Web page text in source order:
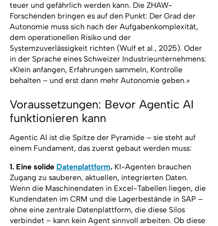
teuer und gefährlich werden kann. Die ZHAW-
Forschenden bringen es auf den Punkt: Der Grad der
Autonomie muss sich nach der Aufgabenkomplexität,
dem operationellen Risiko und der
Systemzuverlässigkeit richten (Wulf et al., 2025). Oder
in der Sprache eines Schweizer Industrieunternehmens:
«Klein anfangen, Erfahrungen sammeln, Kontrolle
behalten – und erst dann mehr Autonomie geben.»
Voraussetzungen: Bevor Agentic AI
funktionieren kann
Agentic AI ist die Spitze der Pyramide – sie steht auf
einem Fundament, das zuerst gebaut werden muss:
1. Eine solide Datenplattform.KI-Agenten brauchen
Zugang zu sauberen, aktuellen, integrierten Daten.
Wenn die Maschinendaten in Excel-Tabellen liegen, die
Kundendaten im CRM und die Lagerbestände in SAP –
ohne eine zentrale Datenplattform, die diese Silos
verbindet – kann kein Agent sinnvoll arbeiten. Ob diese